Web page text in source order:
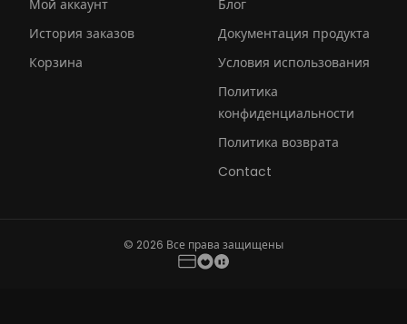
Мой аккаунт
История заказов
Корзина
Блог
Документация продукта
Условия использования
Политика
конфиденциальности
Политика возврата
Contact
© 2026 Все права защищены